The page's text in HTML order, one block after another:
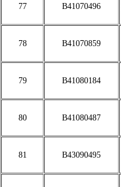
77 B41070496
78 B41070859
79 B41080184
80 B41080487
81 B43090495